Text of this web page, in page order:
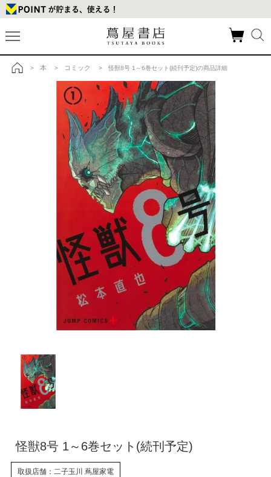
> 本 > コミック > 怪獣8号 1～6巻セット(続刊予定)の商品詳細
怪獣8号 1～6巻セット(続刊予定)
取扱店舗：二子玉川 蔦屋家電